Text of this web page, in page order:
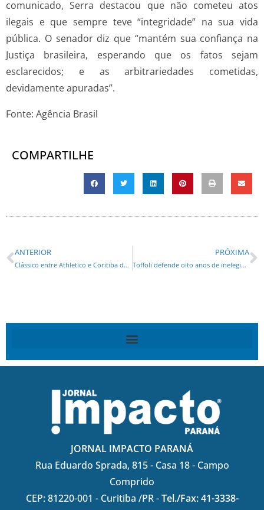
comunicado, Serra destacou que não cometeu atos
ilegais e que sempre teve “integridade” na sua vida
pública. O senador diz que “mantém sua confiança na
Justiça brasileira, esperando que os fatos sejam
esclarecidos; e as arbitrariedades cometidas,
devidamente apuradas”.
Fonte: Agência Brasil
COMPARTILHE
ANTERIOR
Clássico entre Athletico e Coritiba decide título paranaense em 2020
PRÓXIMA
Toffoli defende oito anos de inelegibilidade para juízes e promotores
JORNAL IMPACTO PARANÁ
Rua Eduardo Sprada, 815 - Casa 18 - Campo
Comprido
CEP: 81220-001 - Curitiba /PR -Tel./Fax: 41-3338-